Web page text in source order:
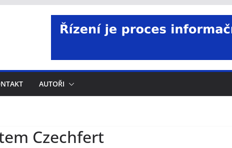
AUTOŘI
Czechfert